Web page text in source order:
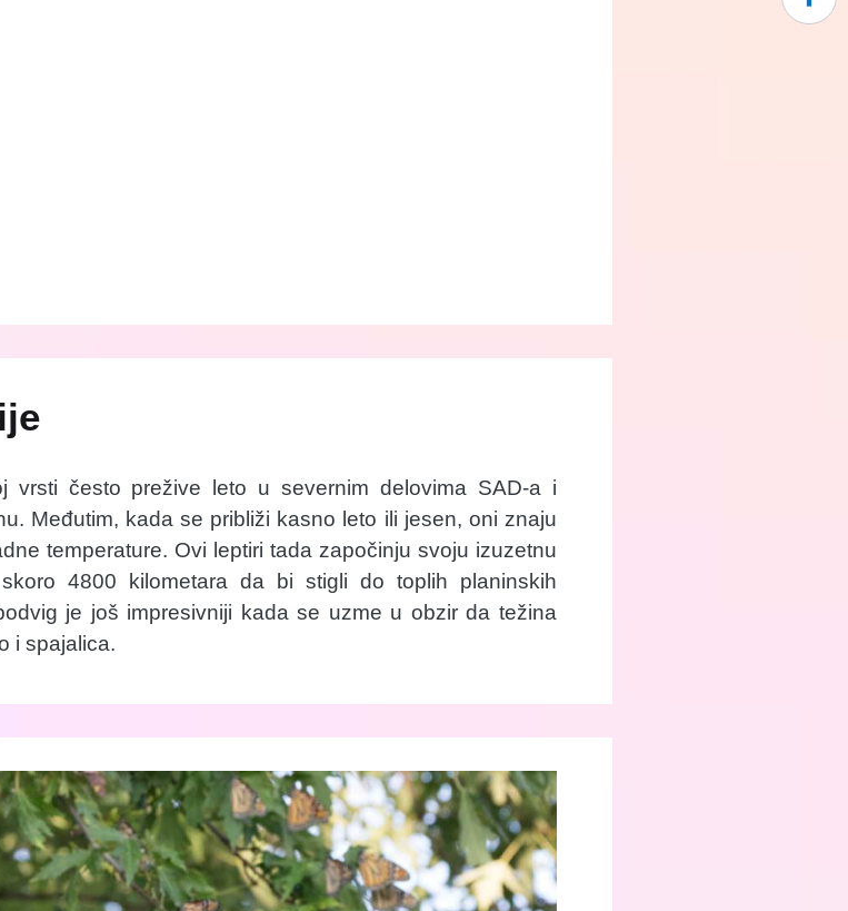
vrsti često prežive leto u severnim delovima SAD-a i
Međutim, kada se približi kasno leto ili jesen, oni znaju
temperature. Ovi leptiri tada započinju svoju izuzetnu
4800 kilometara da bi stigli do toplih planinskih
je još impresivniji kada se uzme u obzir da težina
i spajalica.